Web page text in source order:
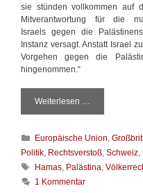
sie stünden vollkommen auf
Mitverantwortung für die
Israels gegen die
Instanz versagt. Anstatt Israel
Vorgehen gegen die
hingenommen.“
Weiterlesen …
e
D
a
u
K
a
t
g
Europäische Union,
Politik, Rechtsverstoß, Schweiz,
S
c
Hamas, Palästina,
1 Kommentar